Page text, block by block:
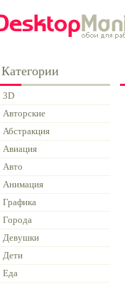
Категории
3D
Авторские
Абстракция
Авиация
Авто
Анимация
Графика
Города
Девушки
Дети
Еда